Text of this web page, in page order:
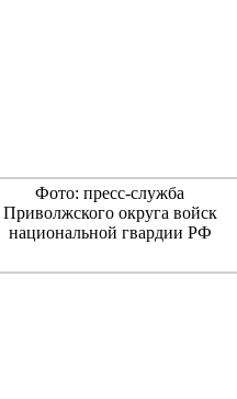
Фото: пресс-служба
Приволжского округа войск
национальной гвардии РФ